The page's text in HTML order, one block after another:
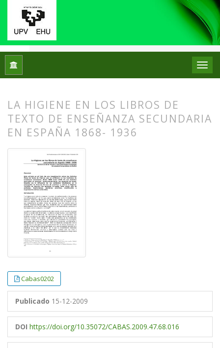
Inicio
LA HIGIENE EN LOS LIBROS DE
TEXTO DE ENSEÑANZA SECUNDARIA
EN ESPAÑA 1868- 1936
Cabas0202
Publicado 15-12-2009
DOI https://doi.org/10.35072/CABAS.2009.47.68.016